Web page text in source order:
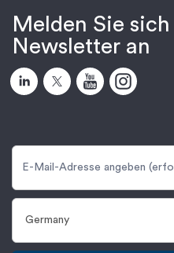
Melden Sie
Newsletter an